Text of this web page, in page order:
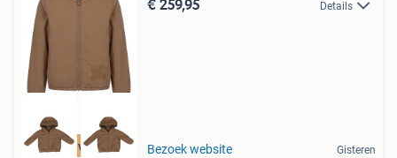
Tot 75% voordeel
Details
Bezoek website Gisteren